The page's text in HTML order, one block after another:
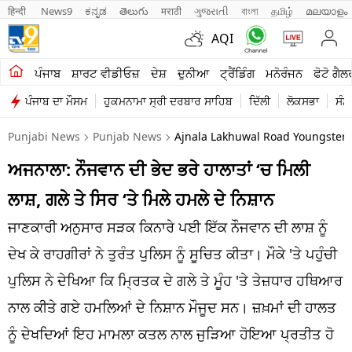
हिन्दी News9 ಕನ್ನಡ తెలుగు मराठी ગુજરાતી বাংলা தமிழ் മലയാളം
AQI
ਪੰਜਾਬ ਸ਼ਾਰਟ ਵੀਡੀਓਜ਼ ਦੇਸ਼ ਦੁਨੀਆ ਟ੍ਰੈਂਡਿੰਗ ਮਨੋਰੰਜਨ ਫੋਟੋ
ਪੰਜਾਬ ਦਾ ਮੌਸਮ ਹੁਕਮਨਾਮਾ ਸ੍ਰੀ ਦਰਬਾਰ ਸਾਹਿਬ ਦਿੱਲੀ ਲੋਕਸਭਾ
ਖੇਤੀਬਾੜੀ
ਸ਼ਾਰਟ ਵੀਡੀਓਜ਼
ਕਾਰੋਬਾਰ
ਕਰਿਅਰ
ਮਨੋਰੰਜਨ
ਦੇਸ਼
ਲਾਈਫ ਸਟਾਈਲ
ਪੰਜਾਬ
Punjabi News Punjab News Ajnala Lakhuwal Road
ਅਜਨਾਲਾ: ਨੌਜਵਾਨ ਦੀ ਭੇਦ ਭਰੇ ਹਾਲਾਤਾਂ ‘ਚ ਮਿਲੀ
ਲਾਸ਼, ਗਲੇ ਤੇ ਸਿਰ ‘ਤੇ ਮਿਲੇ ਹਮਲੇ ਦੇ ਨਿਸ਼ਾਨ
ਜਾਣਕਾਰੀ ਅਨੁਸਾਰ ਸੜਕ ਕਿਨਾਰੇ ਪਈ ਇੱਕ ਨੌਜਵਾਨ ਦੀ ਲਾਸ਼ ਨੂੰ
ਦੇਖ ਕੇ ਰਾਹਗੀਰਾਂ ਨੇ ਤੁਰੰਤ ਪੁਲਿਸ ਨੂੰ ਸੂਚਿਤ ਕੀਤਾ। ਮੌਕੇ 'ਤੇ ਪਹੁੰਚੀ
ਪੁਲਿਸ ਨੇ ਦੇਖਿਆ ਕਿ ਮ੍ਰਿਤਕ ਦੇ ਗਲੇ ਤੇ ਮੂੰਹ 'ਤੇ ਤੇਜ਼ਧਾਰ ਹਥਿਆਰ
ਨਾਲ ਕੀਤੇ ਗਏ ਹਮਲਿਆਂ ਦੇ ਨਿਸ਼ਾਨ ਮੌਜੂਦ ਸਨ। ਜ਼ਖ਼ਮਾਂ ਦੀ ਹਾਲਤ
ਨੂੰ ਦੇਖਦਿਆਂ ਇਹ ਮਾਮਲਾ ਕਤਲ ਨਾਲ ਜੁੜਿਆ ਹੋਇਆ ਪ੍ਰਤੀਤ ਹੋ